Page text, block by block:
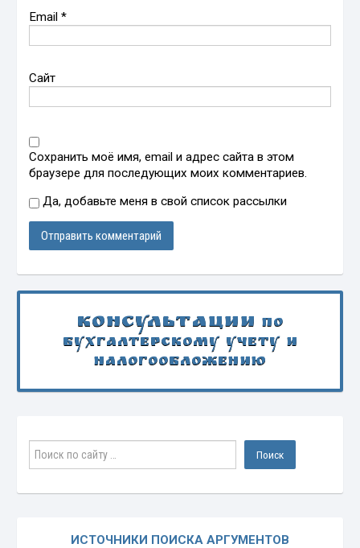
Email*
Сайт
Сохранить моё имя, email и адрес сайта в этом
браузере для последующих моих комментариев.
Да, добавьте меня в свой список рассылки
Консультации по
бухгалтерскому учету и
налогообложению
ИСТОЧНИКИ ПОИСКА АРГУМЕНТОВ